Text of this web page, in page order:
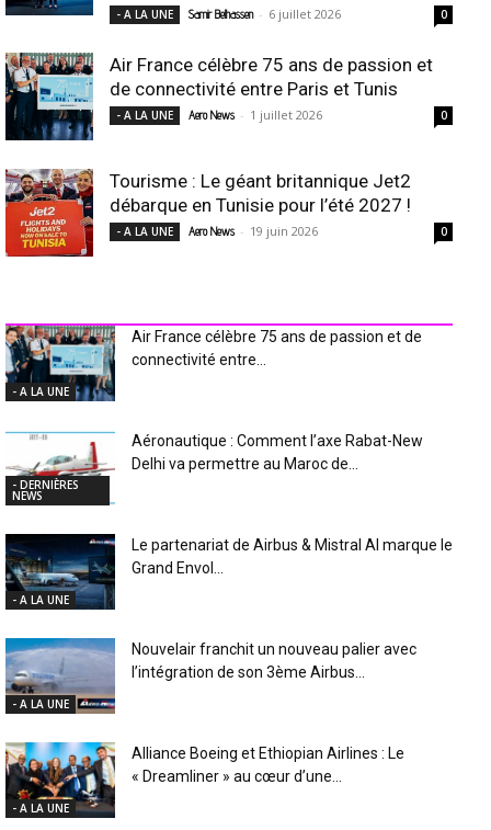
- A LA UNE Samir Belhassen - 6 juillet 2026 0
Air France célèbre 75 ans de passion et
de connectivité entre Paris et Tunis
- A LA UNE Aero News - 1 juillet 2026 0
Tourisme : Le géant britannique Jet2
débarque en Tunisie pour l’été 2027 !
- A LA UNE Aero News - 19 juin 2026 0
- A LA UNE
Air France célèbre 75 ans de passion et de
connectivité entre...
- DERNIÈRES
NEWS
Aéronautique : Comment l’axe Rabat-New
Delhi va permettre au Maroc de...
- A LA UNE
Le partenariat de Airbus & Mistral AI marque le
Grand Envol...
- A LA UNE
Nouvelair franchit un nouveau palier avec
l’intégration de son 3ème Airbus...
- A LA UNE
Alliance Boeing et Ethiopian Airlines : Le
« Dreamliner » au cœur d’une...